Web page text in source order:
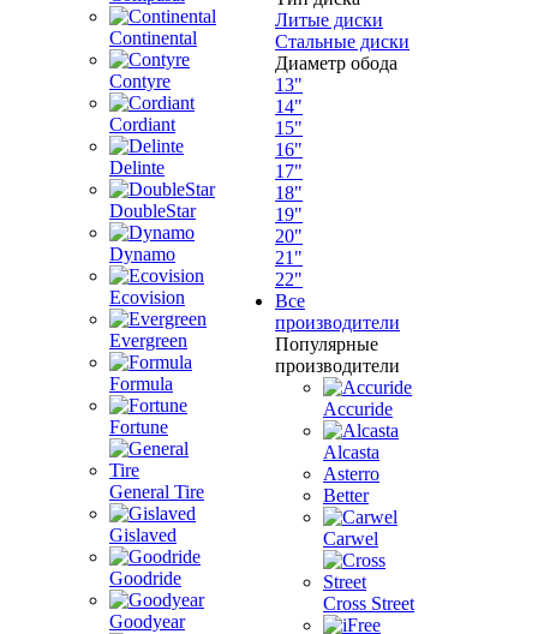
Continental
Contyre
Cordiant
Delinte
DoubleStar
Dynamo
Ecovision
Evergreen
Formula
Fortune
General Tire
Gislaved
Goodride
Goodyear
Литые диски
Стальные диски
Диаметр обода
13"
14"
15"
16"
17"
18"
19"
20"
21"
22"
Все
производители
Популярные
производители
Accuride
Alcasta
Asterro
Better
Carwel
Cross Street